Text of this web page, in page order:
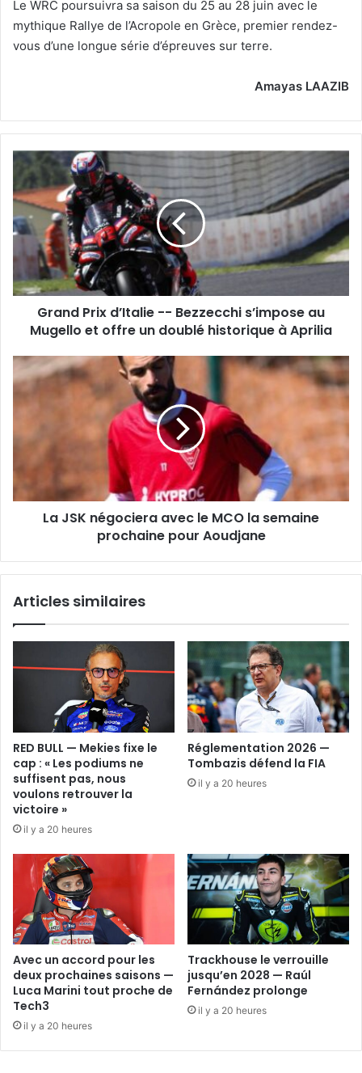
Le WRC poursuivra sa saison du 25 au 28 juin avec le
mythique Rallye de l’Acropole en Grèce, premier rendez-
vous d’une longue série d’épreuves sur terre.
Amayas LAAZIB
Grand
Prix
d’Italie
-
Bezzecchi
s’impose
Mugello
offre
doublé
historique
Grand Prix d’Italie -- Bezzecchi s’impose au
Mugello et offre un doublé historique à Aprilia
La
JSK
négociera
semaine
prochaine
La JSK négociera avec le MCO la semaine
prochaine pour Aoudjane
Articles similaires
RED BULL — Mekies fixe le
cap : « Les podiums ne
suffisent pas, nous
voulons retrouver la
victoire »
il y a 20 heures
Réglementation 2026 —
Tombazis défend la FIA
il y a 20 heures
Avec un accord pour les
deux prochaines saisons —
Luca Marini tout proche de
Tech3
il y a 20 heures
Trackhouse le verrouille
jusqu’en 2028 — Raúl
Fernández prolonge
il y a 20 heures